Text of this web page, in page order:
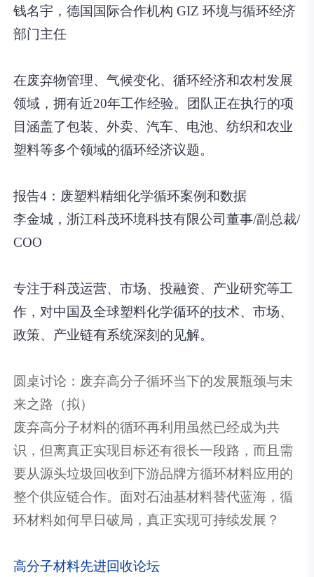
钱名宇，德国国际合作机构 GIZ 环境与循环经济
部门主任
在废弃物管理、气候变化、循环经济和农村发展
领域，拥有近20年工作经验。团队正在执行的项
目涵盖了包装、外卖、汽车、电池、纺织和农业
塑料等多个领域的循环经济议题。
报告4：废塑料精细化学循环案例和数据
李金城，浙江科茂环境科技有限公司董事/副总裁/
COO
专注于科茂运营、市场、投融资、产业研究等工
作，对中国及全球塑料化学循环的技术、市场、
政策、产业链有系统深刻的见解。
圆桌讨论：废弃高分子循环当下的发展瓶颈与未
来之路（拟）
废弃高分子材料的循环再利用虽然已经成为共
识，但离真正实现目标还有很长一段路，而且需
要从源头垃圾回收到下游品牌方循环材料应用的
整个供应链合作。面对石油基材料替代蓝海，循
环材料如何早日破局，真正实现可持续发展？
高分子材料先进回收论坛